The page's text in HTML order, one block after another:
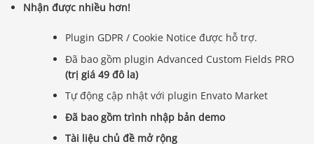
Nhận được nhiều hơn!
Plugin GDPR / Cookie Notice được hỗ trợ.
Đã bao gồm plugin Advanced Custom Fields PRO
(trị giá 49 đô la)
Tự động cập nhật với plugin Envato Market
Đã bao gồm trình nhập bản demo
Tài liệu chủ đề mở rộng